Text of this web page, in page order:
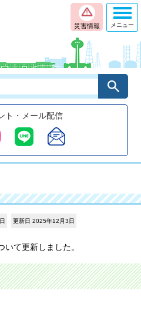
災害情報
ト・メール配信
メニュー
更新日 2025年12月3日
て更新しました。